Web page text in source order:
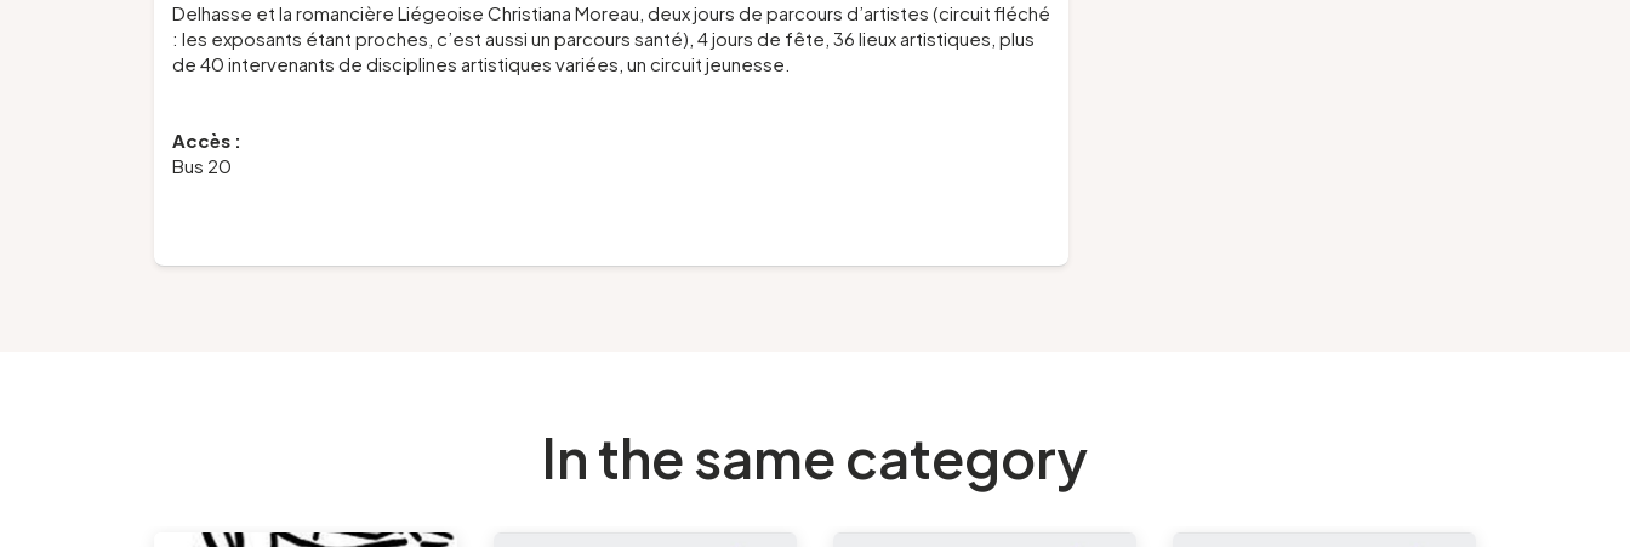
Delhasse et la romancière Liégeoise Christiana Moreau, deux jours de parcours d’artistes (circuit fléché
: les exposants étant proches, c’est aussi un parcours santé), 4 jours de fête, 36 lieux artistiques, plus
de 40 intervenants de disciplines artistiques variées, un circuit jeunesse.
Accès :
Bus 20
In the same category